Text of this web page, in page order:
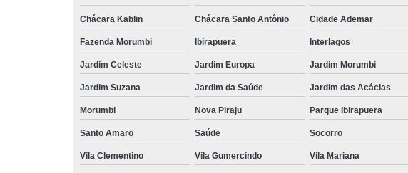
Chácara Kablin Chácara Santo Antônio Cidade Ademar
Fazenda Morumbi Ibirapuera Interlagos
Jardim Celeste Jardim Europa Jardim Morumbi
Jardim Suzana Jardim da Saúde Jardim das Acácias
Morumbi Nova Piraju Parque Ibirapuera
Santo Amaro Saúde Socorro
Vila Clementino Vila Gumercindo Vila Mariana